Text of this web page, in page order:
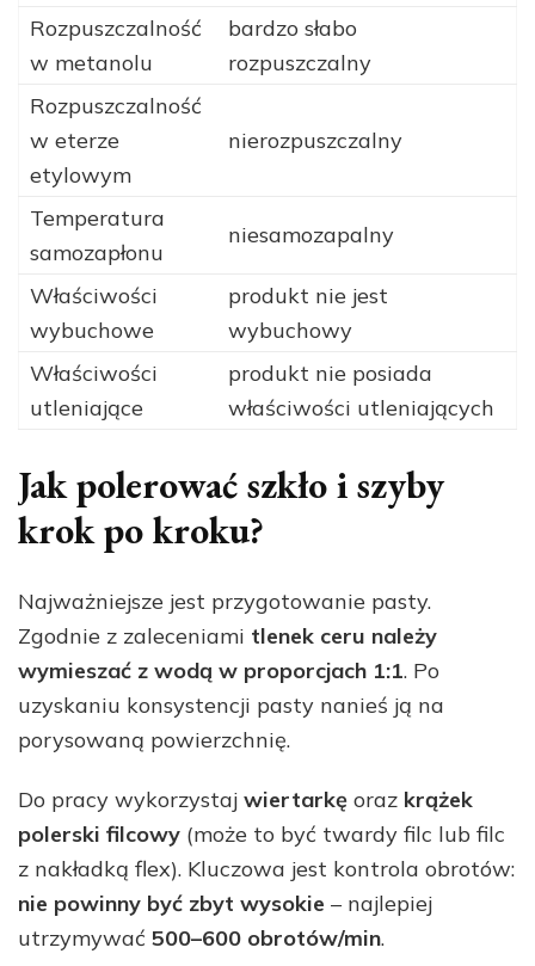
Rozpuszczalność
w metanolu
bardzo słabo
rozpuszczalny
Rozpuszczalność
w eterze
etylowym
nierozpuszczalny
Temperatura
samozapłonu
niesamozapalny
Właściwości
wybuchowe
produkt nie jest
wybuchowy
Właściwości
utleniające
produkt nie posiada
właściwości utleniających
Jak polerować szkło i szyby
krok po kroku?
Najważniejsze jest przygotowanie pasty.
Zgodnie z zaleceniami tlenek ceru należy
wymieszać z wodą w proporcjach 1:1. Po
uzyskaniu konsystencji pasty nanieś ją na
porysowaną powierzchnię.
Do pracy wykorzystaj wiertarkę oraz krążek
polerski filcowy (może to być twardy filc lub filc
z nakładką flex). Kluczowa jest kontrola obrotów:
nie powinny być zbyt wysokie – najlepiej
utrzymywać 500–600 obrotów/min.